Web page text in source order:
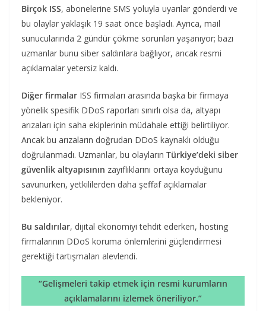
Birçok ISS, abonelerine SMS yoluyla uyarılar gönderdi ve
bu olaylar yaklaşık 19 saat önce başladı. Ayrıca, mail
sunucularında 2 gündür çökme sorunları yaşanıyor; bazı
uzmanlar bunu siber saldırılara bağlıyor, ancak resmi
açıklamalar yetersiz kaldı.
Diğer firmalar ISS firmaları arasında başka bir firmaya
yönelik spesifik DDoS raporları sınırlı olsa da, altyapı
arızaları için saha ekiplerinin müdahale ettiği belirtiliyor.
Ancak bu arızaların doğrudan DDoS kaynaklı olduğu
doğrulanmadı. Uzmanlar, bu olayların Türkiye’deki siber
güvenlik altyapısının zayıflıklarını ortaya koyduğunu
savunurken, yetkililerden daha şeffaf açıklamalar
bekleniyor.
Bu saldırılar, dijital ekonomiyi tehdit ederken, hosting
firmalarının DDoS koruma önlemlerini güçlendirmesi
gerektiği tartışmaları alevlendi.
“Gelişmeleri takip etmek için resmi kurumların
açıklamalarını izlemek öneriliyor.”